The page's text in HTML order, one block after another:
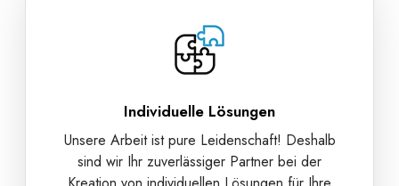
Individuelle Lösungen
Unsere Arbeit ist pure Leidenschaft! Deshalb
sind wir Ihr zuverlässiger Partner bei der